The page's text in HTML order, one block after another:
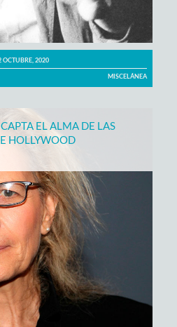
OCTUBRE, 2020
MISCELÁNEA
EL ALMA DE LAS
HOLLYWOOD